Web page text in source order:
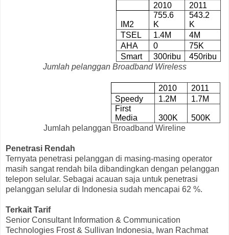
2010 2011
IM2
755.6
K
543.2
K
TSEL
1.4M
4M
AHA
0
75K
Smart
300ribu
450ribu
Jumlah pelanggan Broadband Wireless
2010
2011
Speedy
1.2M
1.7M
First
Media
300K
500K
Jumlah pelanggan Broadband Wireline
Penetrasi Rendah
Ternyata penetrasi pelanggan di masing-masing operator
masih sangat rendah bila dibandingkan dengan pelanggan
telepon selular. Sebagai acauan saja untuk penetrasi
pelanggan selular di Indonesia sudah mencapai 62 %.
Terkait Tarif
Senior Consultant Information & Communication
Technologies Frost & Sullivan Indonesia, Iwan Rachmat